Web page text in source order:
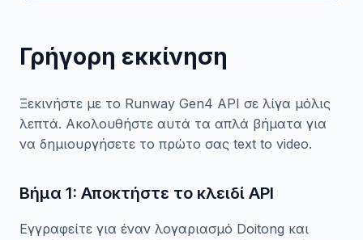
Γρήγορη εκκίνηση
Ξεκινήστε με το Runway Gen4 API σε λίγα μόλις
λεπτά. Ακολουθήστε αυτά τα απλά βήματα για
να δημιουργήσετε το πρώτο σας text to video.
Βήμα 1: Αποκτήστε το κλειδί API
Εγγραφείτε για έναν λογαριασμό Doitong και